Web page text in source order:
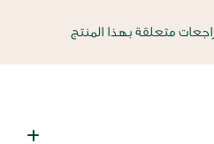
متعلقة بهذا المنتج